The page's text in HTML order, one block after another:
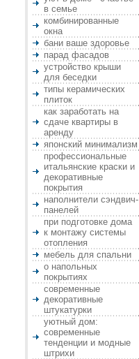
в семье
комбинированные
окна
бани ваше здоровье
парад фасадов
устройство крыши
для беседки
типы керамических
плиток
как заработать на
сдаче квартиры в
аренду
японский минимализм
профессиональные
итальянские краски и
декоративные
покрытия
наполнители сэндвич-
панелей
при подготовке дома
к монтажу системы
отопления
мебель для спальни
о напольных
покрытиях
современные
декоративные
штукатурки
уютный дом:
современные
тенденции и модные
штрихи